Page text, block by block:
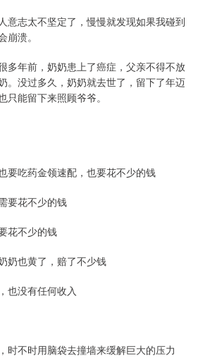
意志太不坚定了，慢慢就发现如果我碰到
崩溃。
多年前，奶奶患上了癌症，父亲不得不放
。没过多久，奶奶就去世了，留下了年迈
只能留下来照顾爷爷。
要吃药金领速配，也要花不少的钱
要花不少的钱
花不少的钱
奶也黄了，赔了不少钱
也没有任何收入
时不时用脑袋去撞墙来缓解巨大的压力